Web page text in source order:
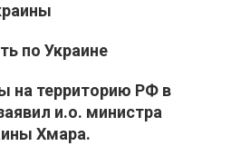
по Украине
на территорию РФ в
и.о. министра
Хмара.